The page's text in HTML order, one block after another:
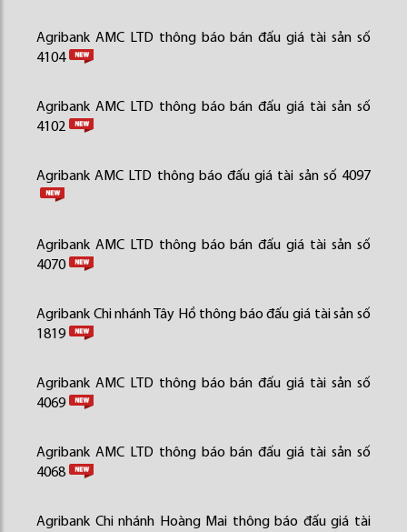
Agribank AMC LTD thông báo bán đấu giá tài sản số
4104
Agribank AMC LTD thông báo bán đấu giá tài sản số
4102
Agribank AMC LTD thông báo đấu giá tài sản số 4097
Agribank AMC LTD thông báo bán đấu giá tài sản số
4070
Agribank Chi nhánh Tây Hồ thông báo đấu giá tài sản số
1819
Agribank AMC LTD thông báo bán đấu giá tài sản số
4069
Agribank AMC LTD thông báo bán đấu giá tài sản số
4068
Agribank Chi nhánh Hoàng Mai thông báo đấu giá tài